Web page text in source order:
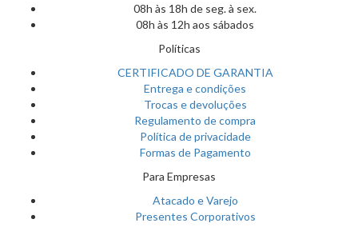
08h às 18h de seg. à sex.
08h às 12h aos sábados
Políticas
CERTIFICADO DE GARANTIA
Entrega e condições
Trocas e devoluções
Regulamento de compra
Política de privacidade
Formas de Pagamento
Para Empresas
Atacado e Varejo
Presentes Corporativos